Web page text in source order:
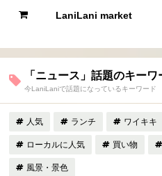
LaniLani market
「ニュース」話題のキーワ
今LaniLaniで話題になっているキーワード
人気 ランチ ワイキキ
ローカルに人気 買い物
風景・景色